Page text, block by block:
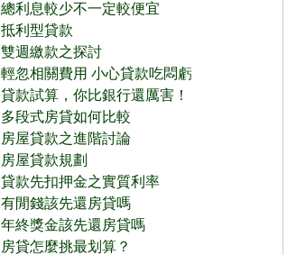
總利息較少不一定較便宜
抵利型貸款
雙週繳款之探討
輕忽相關費用 小心貸款吃悶虧
貸款試算，你比銀行還厲害！
多段式房貸如何比較
房屋貸款之進階討論
房屋貸款規劃
貸款先扣押金之實質利率
有閒錢該先還房貸嗎
年終獎金該先還房貸嗎
房貸怎麼挑最划算？